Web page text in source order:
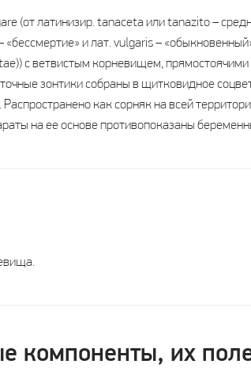
(от латинизир. tanaceta или tanazito –
«бессмертие» и лат. vulgaris –
с ветвистым корневищем,
зонтики собраны в щитковидное
как сорняк на всей
на ее основе противопоказаны
компоненты, их